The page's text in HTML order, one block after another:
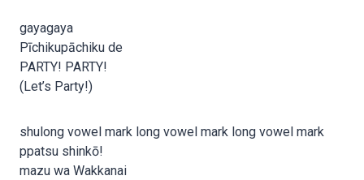
gayagaya
Pīchikupāchiku de
PARTY! PARTY!
(Let’s Party!)
shulong vowel mark long vowel mark long vowel mark
ppatsu shinkō!
mazu wa Wakkanai